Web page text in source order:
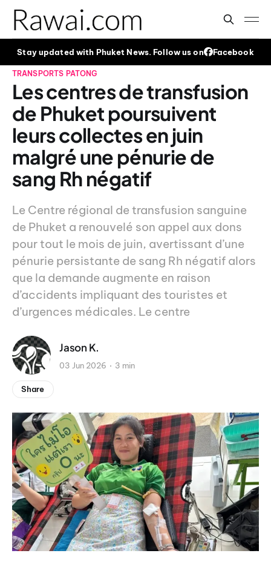
Stay updated with Phuket News. Follow us on Facebook
TRANSPORTS PATONG
Les centres de transfusion
de Phuket poursuivent
leurs collectes en juin
malgré une pénurie de
sang Rh négatif
Le Centre régional de transfusion sanguine
de Phuket a renouvelé son appel aux dons
pour tout le mois de juin, avertissant d’une
pénurie persistante de sang Rh négatif alors
que la demande augmente en raison
d’accidents impliquant des touristes et
d’urgences médicales. Le centre
Jason K.
03 Jun 2026 3 min
Share